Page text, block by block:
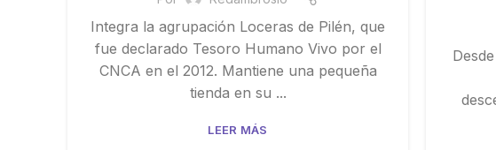
Integra la agrupación Loceras de Pilén, que
fue declarado Tesoro Humano Vivo por el
CNCA en el 2012. Mantiene una pequeña
tienda en su ...
LEER MÁS